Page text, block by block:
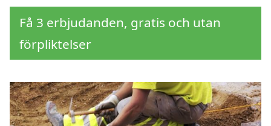
Få 3 erbjudanden, gratis och utan
förpliktelser